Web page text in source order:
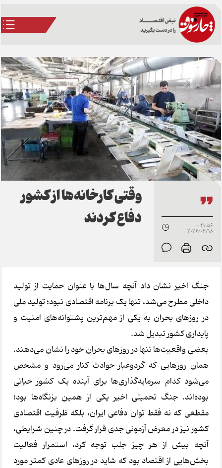
21:56 -
2026/06/18
وقتی کارخانه‌ها از کشور
دفاع کردند
جنگ اخیر نشان داد آنچه سال‌ها با عنوان حمایت از تولید
داخلی مطرح می‌شد، تنها یک برنامه اقتصادی نبود؛ تولید ملی
در روزهای بحران به یکی از مهم‌ترین پشتوانه‌های امنیت و
پایداری کشور تبدیل شد.
بعضی واقعیت‌ها تنها در روزهای بحران خود را نشان می‌دهند.
همان روزهایی که گردوغبار حوادث کنار می‌رود و مشخص
می‌شود کدام سرمایه‌گذاری‌ها برای آینده یک کشور حیاتی
بوده‌اند. جنگ تحمیلی اخیر یکی از همین بزنگاه‌ها بود؛
مقطعی که نه فقط توان دفاعی ایران، بلکه ظرفیت اقتصادی
کشور نیز در معرض آزمونی جدی قرار گرفت. در چنین شرایطی،
آنچه بیش از هر چیز جلب توجه کرد، استمرار فعالیت
بخش‌هایی از اقتصاد بود که شاید در روزهای عادی کمتر مورد